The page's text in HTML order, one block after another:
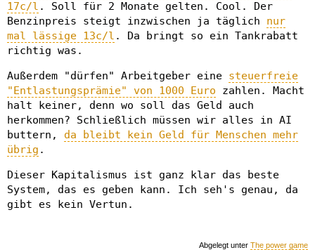
17c/l . Soll für 2 Monate gelten. Cool. Der
Benzinpreis steigt inzwischen ja täglich nur
mal lässige 13c/l . Da bringt so ein Tankrabatt
richtig was.
Außerdem "dürfen" Arbeitgeber eine steuerfreie
"Entlastungsprämie" von 1000 Euro zahlen. Macht
halt keiner, denn wo soll das Geld auch
herkommen? Schließlich müssen wir alles in AI
buttern, da bleibt kein Geld für Menschen mehr
übrig .
Dieser Kapitalismus ist ganz klar das beste
System, das es geben kann. Ich seh's genau, da
gibt es kein Vertun.
Abgelegt unter The power game